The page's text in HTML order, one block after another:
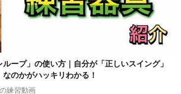
ープ」の使い方｜自分が「正しいスイング」
のかがハッキリわかる！
練習動画